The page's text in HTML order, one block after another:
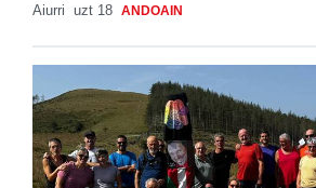
Aiurri uzt 18 ANDOAIN